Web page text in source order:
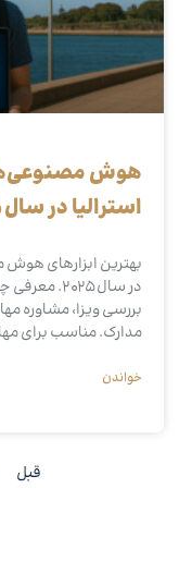
هوش
استرالیا در سال ۲۰۲۵
بهترین ابزارهای هوش
در سال
بررسی ویزا، مشاوره
مدارک. مناسب برای
خواندن
قبل